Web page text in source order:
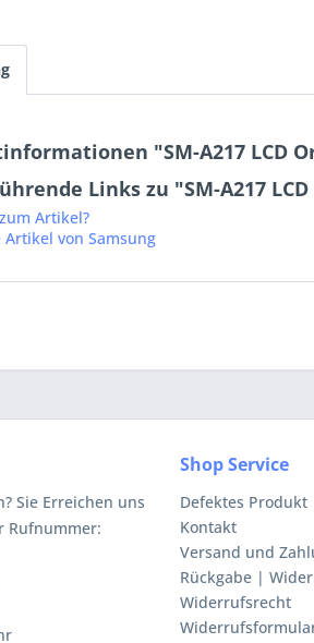
"SM-A217 LCD
Links zu "SM-A217
Artikel?
Artikel von Samsung
Sie Erreichen uns
Rufnummer:
Shop Service
Defektes Produkt
Kontakt
Versand und
Rückgabe |
Widerrufsrecht